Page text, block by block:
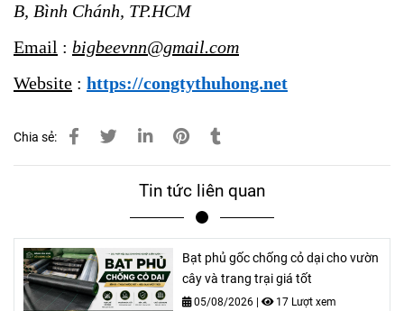
B, Bình Chánh, TP.HCM
Email : bigbeevnn@gmail.com
Website : https://congtythuhong.net
Chia sẻ:
Tin tức liên quan
Bạt phủ gốc chống cỏ dại cho vườn
cây và trang trại giá tốt
05/08/2026 | 17 Lượt xem